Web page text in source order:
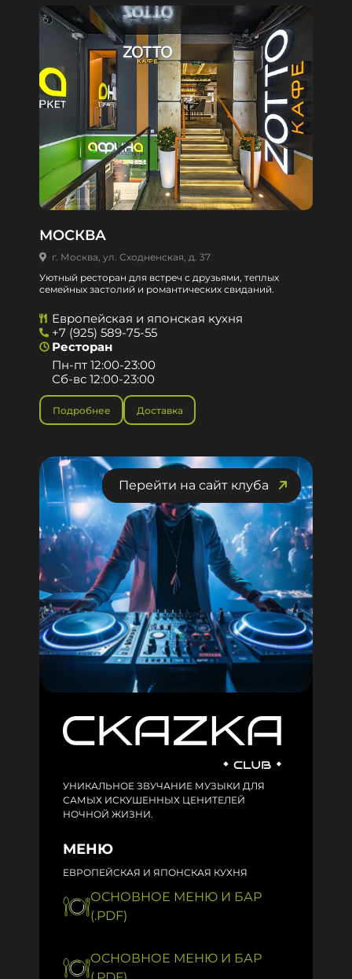
МОСКВА
г. Москва, ул. Сходненская, д. 37
Уютный ресторан для встреч с друзьями, теплых
семейных застолий и романтических свиданий.
Европейская и японская кухня
+7 (925) 589-75-55
Ресторан
Пн-пт 12:00-23:00
Сб-вс 12:00-23:00
Подробнее Доставка
Перейти на сайт клуба
УНИКАЛЬНОЕ ЗВУЧАНИЕ МУЗЫКИ ДЛЯ
САМЫХ ИСКУШЕННЫХ ЦЕНИТЕЛЕЙ
НОЧНОЙ ЖИЗНИ.
МЕНЮ
ЕВРОПЕЙСКАЯ И ЯПОНСКАЯ КУХНЯ
ОСНОВНОЕ МЕНЮ И БАР
(.PDF)
ОСНОВНОЕ МЕНЮ И БАР